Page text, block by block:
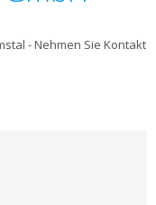
- Nehmen Sie Kontakt